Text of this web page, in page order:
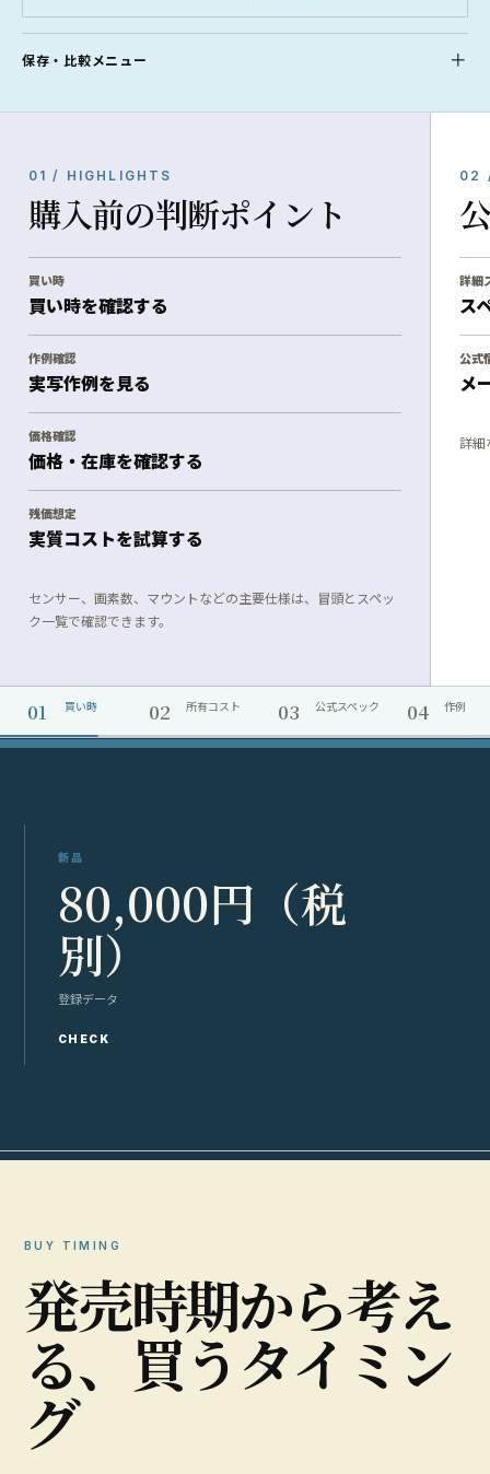
保存・比較メニュー
01 / HIGHLIGHTS
購入前の判断ポイント
買い時
買い時を確認する
作例確認
実写作例を見る
価格確認
価格・在庫を確認する
残価想定
実質コストを試算する
センサー、画素数、マウントなどの主要仕様は、冒頭とスペッ
ク一覧で確認できます。
02
詳細
ス
公式
メ
詳細
01 買い時 02 所有コスト 03 公式スペック 04 作例
新品
80,000円（税
別）
登録データ
CHECK
BUY TIMING
発売時期から考え
る、 買うタイ ミ ン
グ